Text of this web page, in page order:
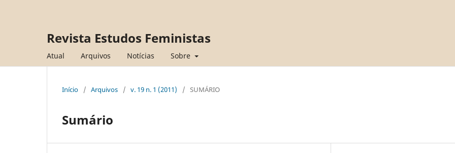
Revista Estudos Feministas
Atual Arquivos Notícias Sobre
Início / Arquivos / v. 19 n. 1 (2011) / SUMÁRIO
Sumário